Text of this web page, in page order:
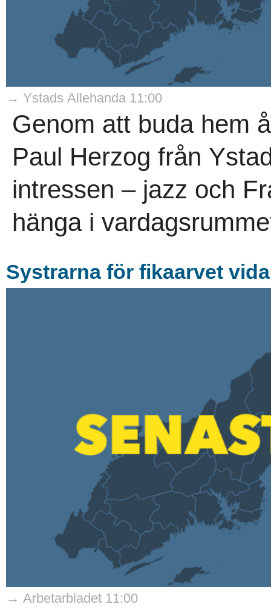
→ Ystads Allehanda 11:00
Genom att buda hem
Paul Herzog från
intressen – jazz och
hänga i
Systrarna för fikaarvet
→ Arbetarbladet 11:00